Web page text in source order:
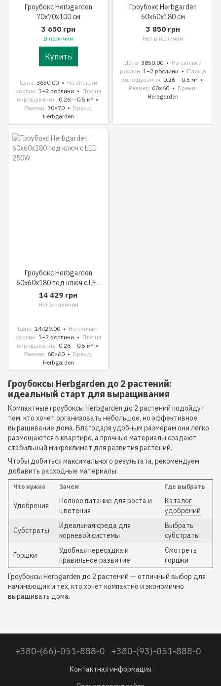
Гроубокс Herbgarden
70x70x100 см
3 650 грн
В наличии
Купить
Цена 3650.00
На скільки
рослин 1–2 рослини
Площа
вирощування 0.26 – 0.5 м²
Размер 70×70
Бренд
Herbgarden
Гроубокс Herbgarden
60x60x180 см
3 850 грн
Нет в наличии
Цена 3850.00
На скільки
рослин 1–2 рослини
Площа
вирощування 0.26 – 0.5 м²
Размер 60×60
Бренд
Herbgarden
Гроубокс Herbgarden
60x60x180 под ключ с LED
250W
14 429 грн
Нет в наличии
Цена 14429.00
На скільки
рослин 1–2 рослини
Площа
вирощування 0.26 – 0.5 м²
Размер 60×60
Бренд
Herbgarden
Гроубоксы Herbgarden до 2 растений:
идеальный старт для выращивания
Компактные гроубоксы Herbgarden до 2 растений подойдут
тем, кто хочет организовать небольшое, но эффективное
выращивание дома. Благодаря удобным размерам они легко
размещаются в квартире, а прочные материалы создают
стабильный микроклимат для развития растений.
Чтобы добиться максимального результата, рекомендуем
добавить расходные материалы:
Что нужно Зачем Где выбрать
Удобрения
Полное питание для роста и
цветения
Каталог
удобрений
Субстраты
Идеальная среда для
корневой системы
Выбрать
субстраты
Горшки
Удобная пересадка и
правильное развитие
Смотреть
горшки
Гроубоксы Herbgarden до 2 растений — отличный выбор для
начинающих и тех, кто хочет компактно и экономично
выращивать дома.
+380-(66)-051-888-0 +380-(93)-051-888-0
Контактная информация